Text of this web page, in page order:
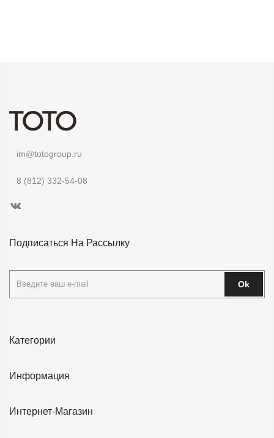
im@totogroup.ru
8 (812) 332-54-08
Категории
Информация
Интернет-Магазин
Подписаться На Рассылку
Ok